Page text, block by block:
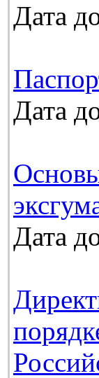
Дата
Дата
Дата